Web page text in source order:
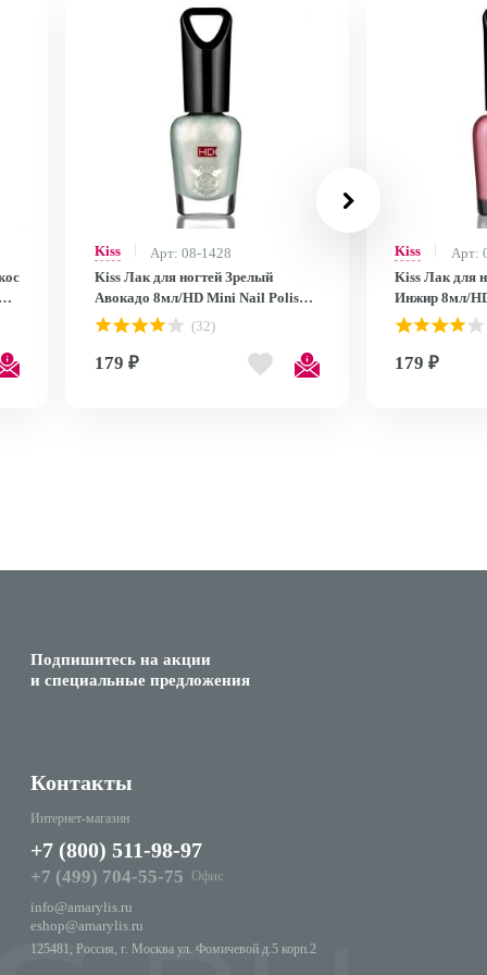
Kiss
Арт: 08-1428
Kiss Лак для ногтей Зрелый
Авокадо 8мл/HD Mini Nail Polish
MNP25
(32)
179 ₽
Kiss
Арт:
Kiss Лак для
Инжир 8мл/
MNP24
179 ₽
Подпишитесь на акции
и специальные предложения
Контакты
Интернет-магазин
+7 (800) 511-98-97
+7 (499) 704-55-75 Офис
info@amarylis.ru
eshop@amarylis.ru
125481, Россия, г. Москва ул. Фомичевой д.5 корп.2